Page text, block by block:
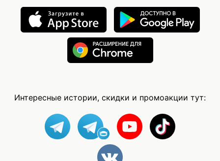
Интересные истории, скидки и промоакции тут: